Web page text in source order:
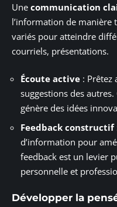
Une communication
l’information de manière
variés pour atteindre
courriels, présentations.
Écoute active : Prêtez
suggestions des
génère des idées
Feedback constructif
d’information pour
feedback est un levier
personnelle et
Développer la